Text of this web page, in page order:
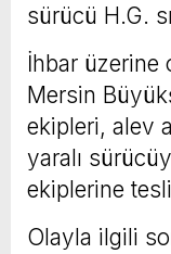
sürücü H.G.
İhbar üzerine
Mersin
ekipleri, alev
yaralı
ekiplerine
Olayla ilgili